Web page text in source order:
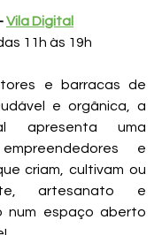
- Vila Digital
11h às 19h
e barracas de
e orgânica, a
apresenta uma
e
criam, cultivam ou
artesanato e
num espaço aberto